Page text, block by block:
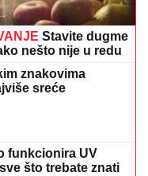
Stavite dugme
nešto nije u redu
znakovima
sreće
funkcionira UV
što trebate znati